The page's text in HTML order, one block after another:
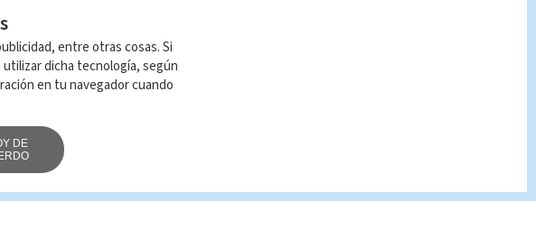
entre otras cosas. Si
dicha tecnología, según
en tu navegador cuando
DE